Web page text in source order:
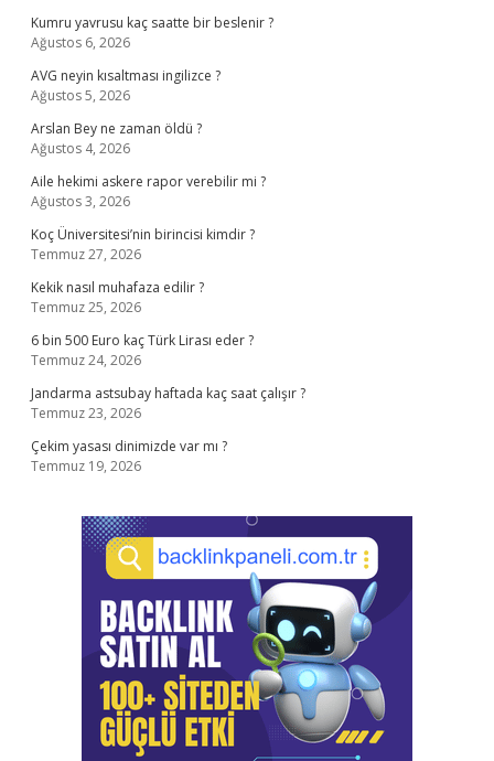
Kumru yavrusu kaç saatte bir beslenir ?
Ağustos 6, 2026
AVG neyin kısaltması ingilizce ?
Ağustos 5, 2026
Arslan Bey ne zaman öldü ?
Ağustos 4, 2026
Aile hekimi askere rapor verebilir mi ?
Ağustos 3, 2026
Koç Üniversitesi’nin birincisi kimdir ?
Temmuz 27, 2026
Kekik nasıl muhafaza edilir ?
Temmuz 25, 2026
6 bin 500 Euro kaç Türk Lirası eder ?
Temmuz 24, 2026
Jandarma astsubay haftada kaç saat çalışır ?
Temmuz 23, 2026
Çekim yasası dinimizde var mı ?
Temmuz 19, 2026